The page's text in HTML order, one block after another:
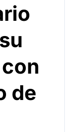
de